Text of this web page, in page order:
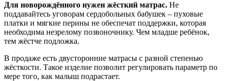
Для новорождённого нужен жёсткий матрас. Не
поддавайтесь уговорам сердобольных бабушек – пуховые
платки и мягкие перины не обеспечат поддержки, которая
необходима незрелому позвоночнику. Чем младше ребёнок,
тем жёстче подложка.
В продаже есть двусторонние матрасы с разной степенью
жёсткости. Такое изделие позволит регулировать параметр по
мере того, как малыш подрастает.